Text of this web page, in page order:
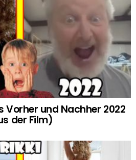
Vorher und Nachher 2022
der Film)